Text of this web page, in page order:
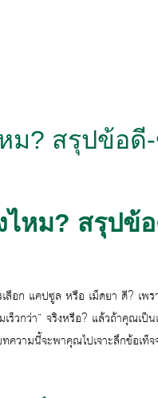
ม? สรุปข้อดี
ไหม? สรุปข้
ลือก แคปซูล หรือ เม็ดยา ดี? เพ
กว่า” จริงหรือ? แล้วถ้าคุณเป็น
ามนี้จะพาคุณไปเจาะลึกข้อเท็จจ